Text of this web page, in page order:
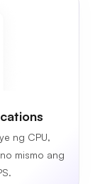
ng CPU,
mismo ang